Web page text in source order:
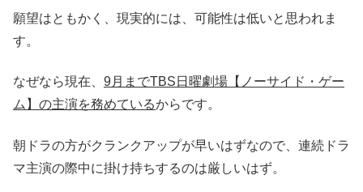
願望はともかく、現実的には、可能性は低いと思われま
す。
なぜなら現在、 9月までTBS日曜劇場【ノーサイド・ゲー
ム】の主演を務めているからです。
朝ドラの方がクランクアップが早いはずなので、連続ドラ
マ主演の際中に掛け持ちするのは厳しいはず。